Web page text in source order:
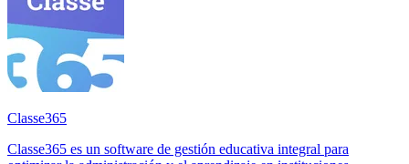
Classe365
Classe365 es un software de gestión educativa integral para